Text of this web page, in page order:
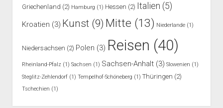
Griechenland (2) Hamburg (1) Hessen (2) Italien (5)
Kroatien (3) Kunst(9) Mitte (13) Niederlande(1)
Niedersachsen (2) Polen (3) Reisen (40)
Rheinland-Pfalz (1) Sachsen (1) Sachsen-Anhalt(3) Slowenien (1)
Steglitz-Zehlendorf(1) Tempelhof-Schöneberg (1) Thüringen (2)
Tschechien (1)